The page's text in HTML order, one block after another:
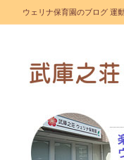
ウェリナ保育園のブログ